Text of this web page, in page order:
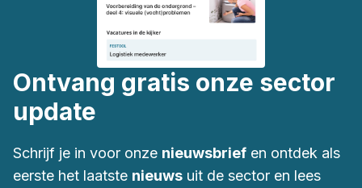
Ontvang gratis onze sector
update
Schrijf je in voor onze nieuwsbrief en ontdek als
eerste het laatste nieuws uit de sector en lees